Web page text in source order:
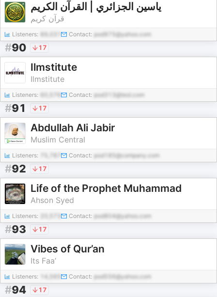
ياسين الجزائري | القرآن الكريم
قرآن كريم
Listeners: Contact: pod975@yahoo.com
#90 17
Ilmstitute
Ilmstitute
Listeners: Contact: pod313@test.com
#91 17
Abdullah Ali Jabir
Muslim Central
Listeners: Contact: pod185@company.com
#92 17
Life of the Prophet Muhammad
Ahson Syed
Listeners: Contact: pod804@yahoo.com
#93 17
Vibes of Qur’an
Its Faa’
Listeners: Contact: pod556@yahoo.com
#94 17